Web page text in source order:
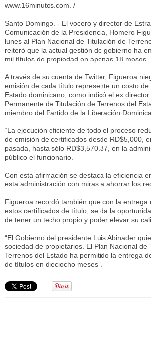
www.16minutos.com. /
Santo Domingo. - El vocero y director de
Comunicación de la Presidencia, Homero
lunes al Plan Nacional de Titulación de
reiteró que la actual gestión de gobierno ha
mil títulos de propiedad en apenas 18 meses.
A través de su cuenta de Twitter, Figueroa
emisión de cada título represente un costo
Estado dominicano, como indicó el ex director
Permanente de Titulación de Terrenos del
miembro del Partido de la Liberación
“La ejecución eficiente de todo el proceso
de emisión de certificados desde RD$5,000,
pasada, hasta sólo RD$3,570.87, en la
público el funcionario.
Con esta afirmación se destaca la eficiencia
esta administración con miras a ahorrar los
Figueroa recordó también que con la entrega
estos certificados de título, se da la
de tener un techo propio y poder elevar su
“El Gobierno del presidente Luis Abinader
sociedad de propietarios. El Plan Nacional de
Terrenos del Estado ha permitido la entrega
de títulos en dieciocho meses”.